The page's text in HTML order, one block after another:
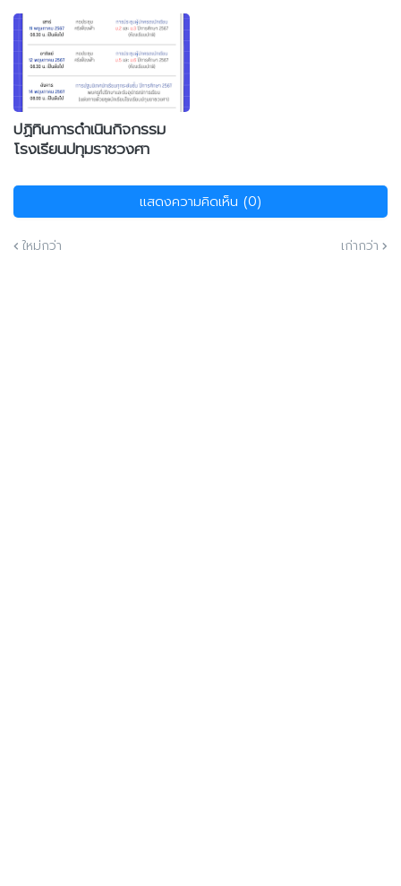
ปฏิทินการดำเนินกิจกรรม
โรงเรียนปทุมราชวงศา
แสดงความคิดเห็น (0)
ใหม่กว่า เก่ากว่า